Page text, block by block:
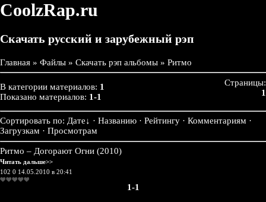
CoolzRap.ru
Скачать русский и зарубежный рэп
Главная » Файлы » Скачать рэп альбомы » Ритмо
В категории материалов: 1
Показано материалов: 1-1
Страницы:
1
Сортировать по: Дате↓ · Названию · Рейтингу · Комментариям ·
Загрузкам · Просмотрам
Ритмо – Догорают Огни (2010)
Читать дальше>>
102 0 14.05.2010 в 20:41
1-1